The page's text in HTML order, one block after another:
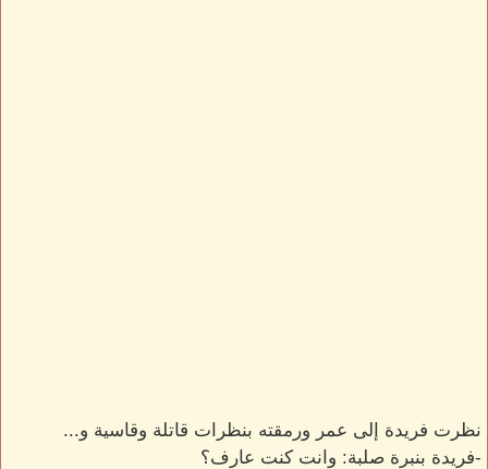
نظرت فريدة إلى عمر ورمقته بنظرات قاتلة وقاسية و...
-فريدة بنبرة صلبة: وانت كنت عارف؟